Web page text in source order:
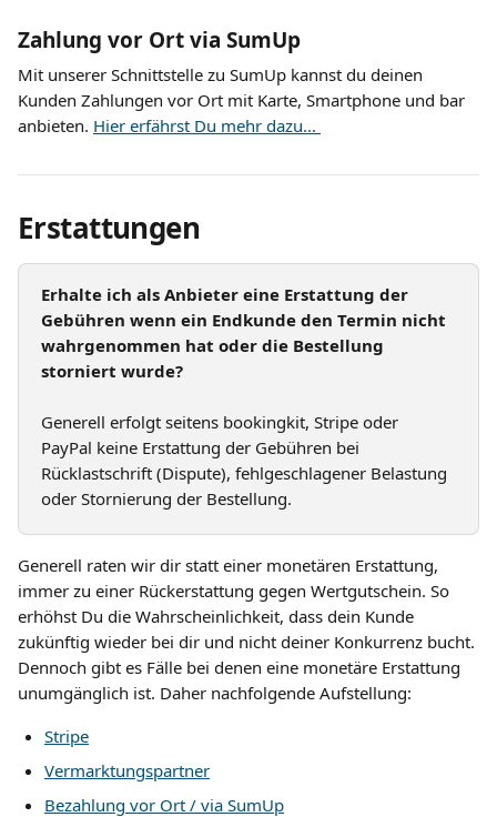
Zahlung vor Ort via SumUp
Mit unserer Schnittstelle zu SumUp kannst du deinen
Kunden Zahlungen vor Ort mit Karte, Smartphone und bar
anbieten. Hier erfährst Du mehr dazu...
Erstattungen
Erhalte ich als Anbieter eine Erstattung der
Gebühren wenn ein Endkunde den Termin nicht
wahrgenommen hat oder die Bestellung
storniert wurde?
Generell erfolgt seitens bookingkit, Stripe oder
PayPal keine Erstattung der Gebühren bei
Rücklastschrift (Dispute), fehlgeschlagener Belastung
oder Stornierung der Bestellung.
Generell raten wir dir statt einer monetären Erstattung,
immer zu einer Rückerstattung gegen Wertgutschein. So
erhöhst Du die Wahrscheinlichkeit, dass dein Kunde
zukünftig wieder bei dir und nicht deiner Konkurrenz bucht.
Dennoch gibt es Fälle bei denen eine monetäre Erstattung
unumgänglich ist. Daher nachfolgende Aufstellung:
Stripe
Vermarktungspartner
Bezahlung vor Ort / via SumUp